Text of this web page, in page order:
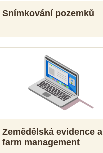
Snímkování pozemků
Zemědělská evidence a
farm management